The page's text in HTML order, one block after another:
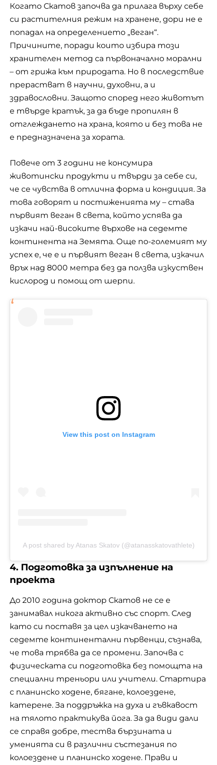
Когато Скатов започва да прилага върху себе
си растителния режим на хранене, дори не е
попадал на определението „веган“.
Причините, поради които избира този
хранителен метод са първоначално морални
– от грижа към природата. Но в последствие
прерастват в научни, духовни, а и
здравословни. Защото според него животът
е твърде кратък, за да бъде пропилян в
отглеждането на храна, която и без това не
е предназначена за хората.
Повече от 3 години не консумира
животински продукти и твърди за себе си,
че се чувства в отлична форма и кондиция. За
това говорят и постиженията му – става
първият веган в света, който успява да
изкачи най-високите върхове на седемте
континента на Земята. Още по-големият му
успех е, че е и първият веган в света, изкачил
връх над 8000 метра без да ползва изкуствен
кислород и помощ от шерпи.
View this post on Instagram
A post shared by Atanas Skatov (@atanasskatovathlete)
4. Подготовка за изпълнение на
проекта
До 2010 година доктор Скатов не се е
занимавал никога активно със спорт. След
като си поставя за цел изкачването на
седемте континентални първенци, съзнава,
че това трябва да се промени. Започва с
физическата си подготовка без помощта на
специални треньори или учители. Стартира
с планинско ходене, бягане, колоездене,
катерене. За поддръжка на духа и гъвкавост
на тялото практикува йога. За да види дали
се справя добре, тества бързината и
уменията си в различни състезания по
колоездене и планинско ходене. Прави и